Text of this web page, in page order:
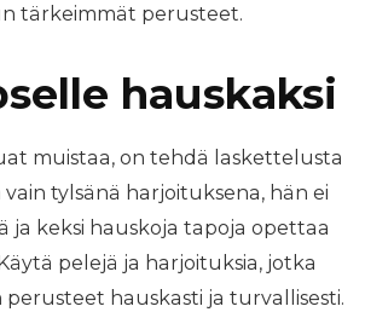
tärkeimmät perusteet.
hauskaksi
muistaa, on tehdä laskettelusta
tylsänä harjoituksena, hän ei
ja keksi hauskoja tapoja opettaa
pelejä ja harjoituksia, jotka
hauskasti ja turvallisesti.